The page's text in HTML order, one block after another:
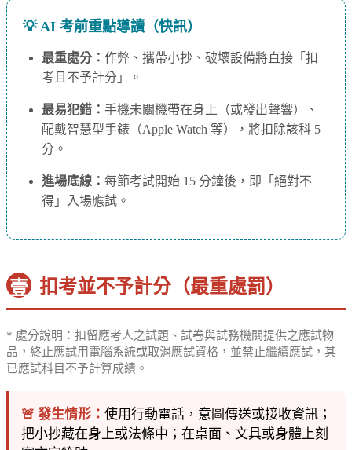
💡 AI 考前重點導讀（快訊）
最重處分： 作弊、攜帶小抄、破壞設備將直接「扣
考且不予計分」。
最易犯錯： 手機未關機帶在身上（或發出聲響）、
配戴智慧型手錶（Apple Watch 等），將扣除該科 5
分。
進場底線： 每節考試開始 15 分鐘後，即「絕對不
得」入場應試。
壹 扣考並不予計分（最重處罰）
* 處分說明：扣留應考人之試題、試卷與試務機關提供之應試物
品，終止應試用電腦系統或取消應試資格，並禁止繼續應試，其
已應試科目不予計算成績。
🚨 發生情形： 使用行動電話，意圖傳送或接收資訊；
把小抄藏在身上或法條中；在桌面、文具或身體上刻